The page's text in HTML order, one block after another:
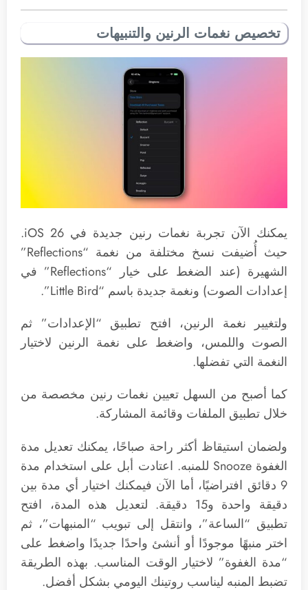
تخصيص نغمات الرنين والتنبيهات
يمكنك الآن تجربة نغمات رنين جديدة في iOS 26.
حيث أُضيفت نسخ مختلفة من نغمة “Reflections”
الشهيرة (عند الضغط على خيار “Reflections” في
إعدادات الصوت) ونغمة جديدة باسم “Little Bird”.
ولتغيير نغمة الرنين، افتح تطبيق “الإعدادات” ثم
الصوت واللمس، واضغط على نغمة الرنين لاختيار
النغمة التي تفضلها.
كما أصبح من السهل تعيين نغمات رنين مخصصة من
خلال تطبيق الملفات وقائمة المشاركة.
ولضمان استيقاظ أكثر راحة صباحًا، يمكنك تعديل مدة
الغفوة Snooze للمنبه. اعتادت أبل على استخدام مدة
9 دقائق افتراضيًا، أما الآن فيمكنك اختيار أي مدة بين
دقيقة واحدة و15 دقيقة. لتعديل هذه المدة، افتح
تطبيق “الساعة”، وانتقل إلى تبويب “المنبهات”، ثم
اختر منبهًا موجودًا أو أنشئ واحدًا جديدًا واضغط على
“مدة الغفوة” لاختيار الوقت المناسب. بهذه الطريقة
تضبط المنبه ليناسب روتينك اليومي بشكل أفضل.